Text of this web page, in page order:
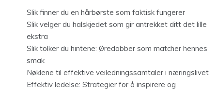
Slik finner du en hårbørste som faktisk fungerer
Slik velger du halskjedet som gir antrekket ditt det lille
ekstra
Slik tolker du hintene: Øredobber som matcher hennes
smak
Nøklene til effektive veiledningssamtaler i næringslivet
Effektiv ledelse: Strategier for å inspirere og